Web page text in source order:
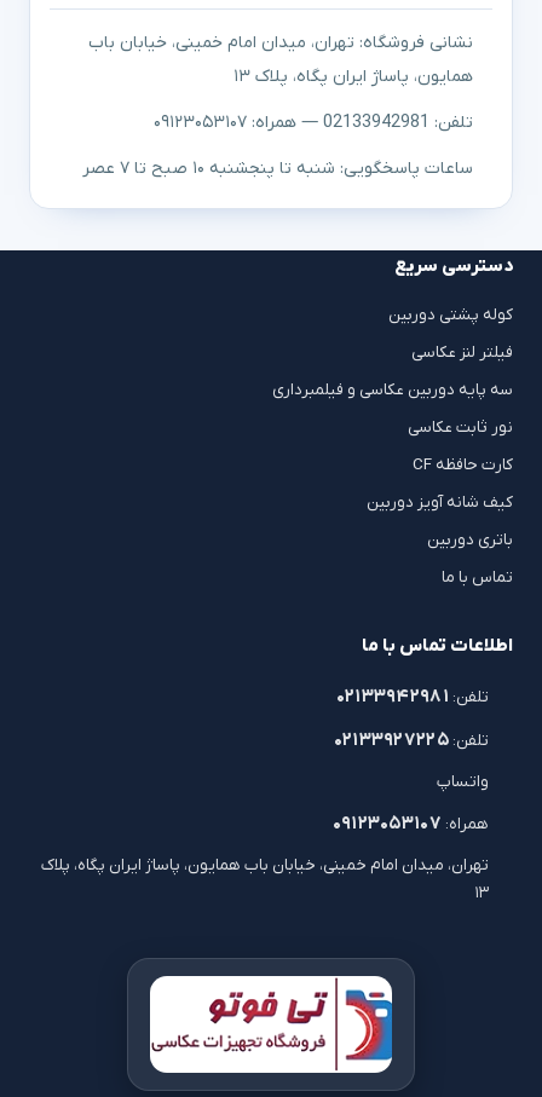
نشانی فروشگاه: تهران، میدان امام خمینی، خیابان باب
همایون، پاساژ ایران پگاه، پلاک ۱۳
تلفن: 02133942981 — همراه: ۰۹۱۲۳۰۵۳۱۰۷
ساعات پاسخگویی: شنبه تا پنجشنبه ۱۰ صبح تا ۷ عصر
دسترسی سریع
کوله پشتی دوربین
فیلتر لنز عکاسی
سه پایه دوربین عکاسی و فیلمبرداری
نور ثابت عکاسی
کارت حافظه CF
کیف شانه آویز دوربین
باتری دوربین
تماس با ما
اطلاعات تماس با ما
تلفن: ۰۲۱۳۳۹۴۲۹۸۱
تلفن: ۰۲۱۳۳۹۲۷۲۲۵
واتساپ
همراه: ۰۹۱۲۳۰۵۳۱۰۷
تهران، میدان امام خمینی، خیابان باب همایون، پاساژ ایران پگاه، پلاک
۱۳